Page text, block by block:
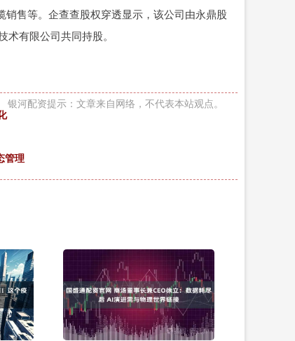
售等。企查查股权穿透显示，该公司由永鼎股
有限公司共同持股。
银河配资提示：文章来自网络，不代表本站观点。
管理